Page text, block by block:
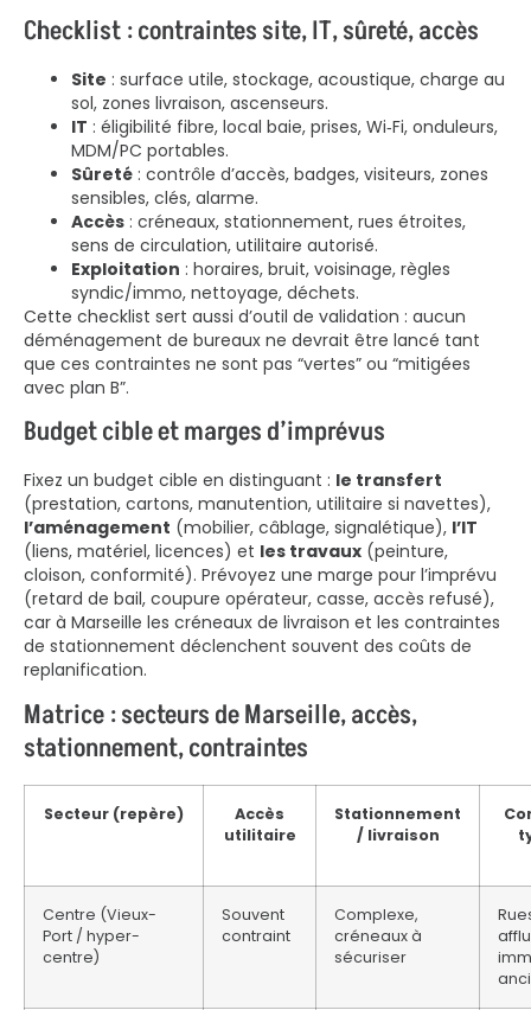
Checklist : contraintes site, IT, sûreté, accès
Site : surface utile, stockage, acoustique, charge au
sol, zones livraison, ascenseurs.
IT : éligibilité fibre, local baie, prises, Wi‑Fi, onduleurs,
MDM/PC portables.
Sûreté : contrôle d’accès, badges, visiteurs, zones
sensibles, clés, alarme.
Accès : créneaux, stationnement, rues étroites,
sens de circulation, utilitaire autorisé.
Exploitation : horaires, bruit, voisinage, règles
syndic/immo, nettoyage, déchets.
Cette checklist sert aussi d’outil de validation : aucun
déménagement de bureaux ne devrait être lancé tant
que ces contraintes ne sont pas “vertes” ou “mitigées
avec plan B”.
Budget cible et marges d’imprévus
Fixez un budget cible en distinguant : le transfert
(prestation, cartons, manutention, utilitaire si navettes),
l’aménagement (mobilier, câblage, signalétique), l’IT
(liens, matériel, licences) et les travaux (peinture,
cloison, conformité). Prévoyez une marge pour l’imprévu
(retard de bail, coupure opérateur, casse, accès refusé),
car à Marseille les créneaux de livraison et les contraintes
de stationnement déclenchent souvent des coûts de
replanification.
Matrice : secteurs de Marseille, accès,
stationnement, contraintes
Secteur (repère)
Accès
utilitaire
Stationnement
/ livraison
Centre (Vieux-
Port / hyper-
centre)
Souvent
contraint
Complexe,
créneaux à
sécuriser